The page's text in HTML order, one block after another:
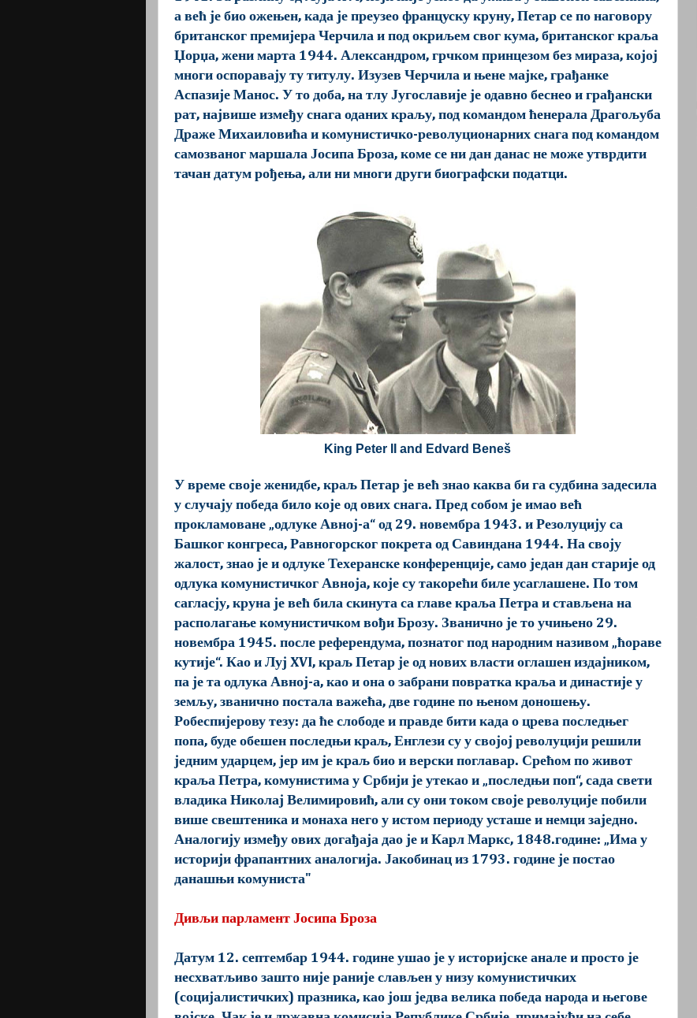
а већ је био ожењен, када је преузео француску круну, Петар се по наговору
британског премијера Черчила и под окриљем свог кума, британског краља
Џорџа, жени марта 1944. Александром, грчком принцезом без мираза, којој
многи оспоравају ту титулу. Изузев Черчила и њене мајке, грађанке
Аспазије Манос. У то доба, на тлу Југославије је одавно беснео и грађански
рат, највише између снага оданих краљу, под командом ћенерала Драгољуба
Драже Михаиловића и комунистичко-револуционарних снага под командом
самозваног маршала Јосипа Броза, коме се ни дан данас не може утврдити
тачан датум рођења, али ни многи други биографски податци.
King Peter II and Edvard Beneš
У време своје женидбе, краљ Петар је већ знао каква би га судбина задесила
у случају победа било које од ових снага. Пред собом је имао већ
прокламоване „одлуке Авној-а“ од 29. новембра 1943. и Резолуцију са
Башког конгреса, Равногорског покрета од Савиндана 1944. На своју
жалост, знао је и одлуке Техеранске конференције, само један дан старије од
одлука комунистичког Авноја, које су такорећи биле усаглашене. По том
сагласју, круна је већ била скинута са главе краља Петра и стављена на
располагање комунистичком вођи Брозу. Званично је то учињено 29.
новембра 1945. после референдума, познатог под народним називом „ћораве
кутије“. Као и Луј XVI, краљ Петар је од нових власти оглашен издајником,
па је та одлука Авној-а, као и она о забрани повратка краља и династије у
земљу, званично постала важећа, две године по њеном доношењу.
Робеспијерову тезу: да ће слободе и правде бити када о црева последњег
попа, буде обешен последњи краљ, Енглези су у својој револуцији решили
једним ударцем, јер им је краљ био и верски поглавар. Срећом по живот
краља Петра, комунистима у Србији је утекао и „последњи поп“, сада свети
владика Николај Велимировић, али су они током своје револуције побили
више свештеника и монаха него у истом периоду усташе и немци заједно.
Аналогију између ових догађаја дао је и Карл Маркс, 1848.године: „Има у
историји фрапантних аналогија. Јакобинац из 1793. године је постао
данашњи комуниста"
Дивљи парламент Јосипа Броза
Датум 12. септембар 1944. године ушао је у историјске анале и просто је
несхватљиво зашто није раније слављен у низу комунистичких
(социјалистичких) празника, као још једва велика победа народа и његове